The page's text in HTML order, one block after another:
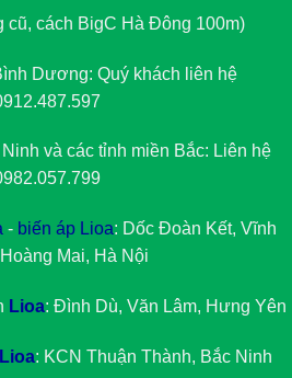
cách BigC Hà Đông 100m)
Dương: Quý khách liên hệ
và các tỉnh miền Bắc: Liên hệ
- biến áp Lioa: Dốc Đoàn Kết, Vĩnh
Mai, Hà Nội
Lioa: Đình Dù, Văn Lâm, Hưng Yên
Lioa: KCN Thuận Thành, Bắc Ninh